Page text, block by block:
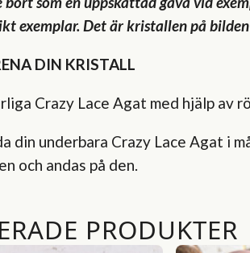
exemplar. Det är kristallen på
DIN KRISTALL
Crazy Lace Agat med hjälp av
din underbara Crazy Lace Agat
och andas på den.
PRODUKTER